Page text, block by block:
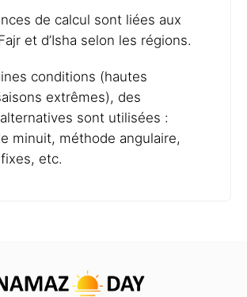
de calcul sont liées aux
et d’Isha selon les régions.
conditions (hautes
extrêmes), des
sont utilisées :
minuit, méthode angulaire,
etc.